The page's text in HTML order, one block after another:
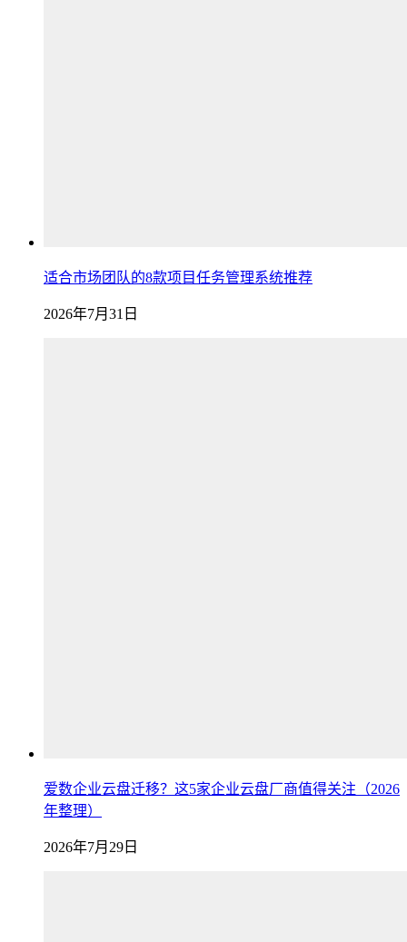
适合市场团队的8款项目任务管理系统推荐
2026年7月31日
爱数企业云盘迁移？这5家企业云盘厂商值得关注（2026
年整理）
2026年7月29日